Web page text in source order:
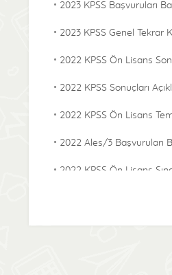
2023 KPSS Başvuruları
2023 KPSS Genel Tekrar
2022 KPSS Ön Lisans
2022 KPSS Sonuçları
2022 KPSS Ön Lisans
2022 Ales/3 Başvuruları
2022 KPSS Ön Lisans